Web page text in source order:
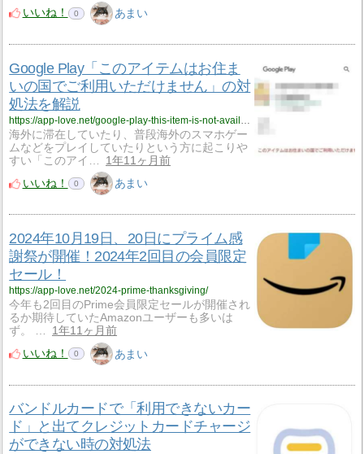
いいね！
0 あまい
Google Play「このアイテムはお住ま
いの国でご利用いただけません」の対
処法を解説
海外に滞在していたり、普段海外のスマホゲー
ムなどをプレイしていたりという方に起こりや
すい「このアイ…
1年11ヶ月前
いいね！
0 あまい
2024年10月19日、20日にプライム感
謝祭が開催！2024年2回目の会員限定
セール！
https://app-love.net/2024-prime-thanksgiving/
今年も2回目のPrime会員限定セールが開催され
るか期待していたAmazonユーザーも多いは
ず。 …
1年11ヶ月前
いいね！
0 あまい
バンドルカードで「利用できないカー
ド」と出てクレジットカードチャージ
ができない時の対処法